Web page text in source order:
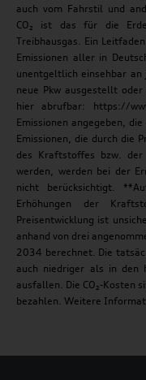
auch vom Fahrstil und
CO₂ ist das für die
Treibhausgas. Ein
Emissionen aller in
unentgeltlich einsehbar
neue Pkw ausgestellt
hier abrufbar: https://
Emissionen angegeben,
Emissionen, die durch die
des Kraftstoffes bzw. der
werden, werden bei der
nicht berücksichtigt.
Erhöhungen der
Preisentwicklung ist
anhand von drei
2034 berechnet. Die
auch niedriger als in den
ausfallen. Die CO₂-Kosten
bezahlen. Weitere